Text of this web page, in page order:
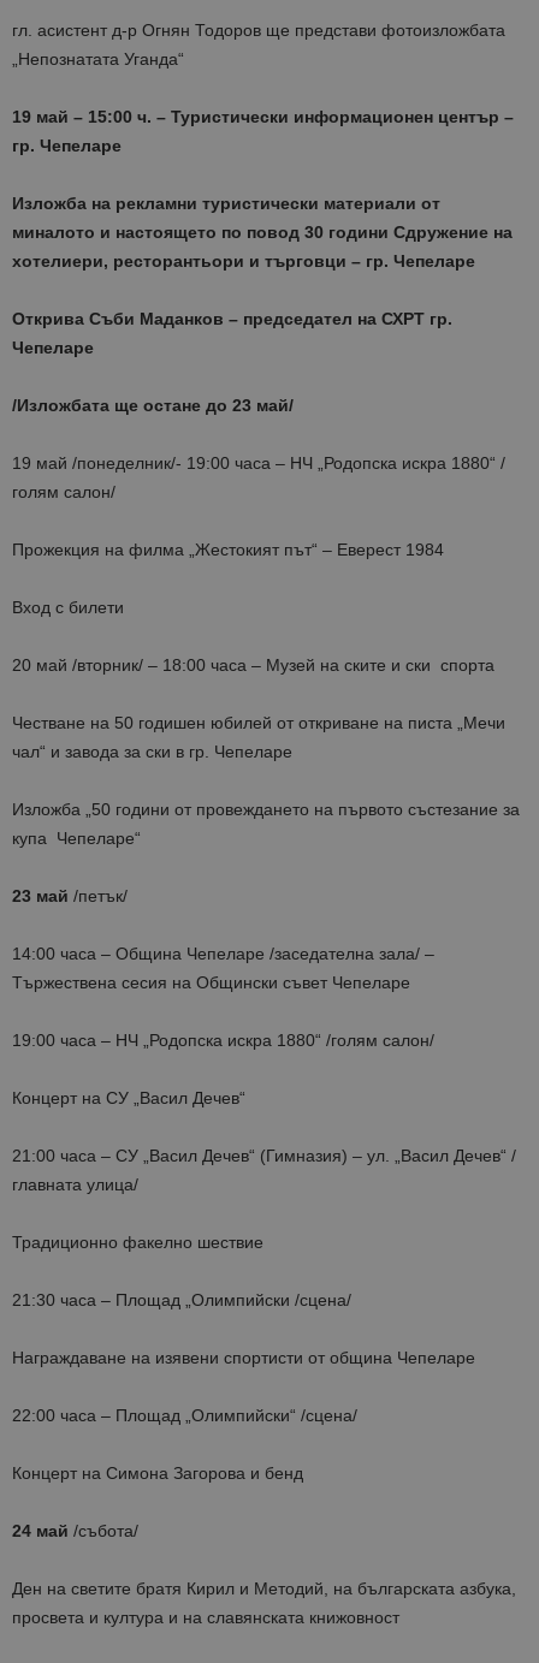
гл. асистент д-р Огнян Тодоров ще представи фотоизложбата
„Непознатата Уганда“
19 май – 15:00 ч. – Туристически информационен център –
гр. Чепеларе
Изложба на рекламни туристически материали от
миналото и настоящето по повод 30 години Сдружение на
хотелиери, ресторантьори и търговци – гр. Чепеларе
Открива Съби Маданков – председател на СХРТ гр.
Чепеларе
/Изложбата ще остане до 23 май/
19 май /понеделник/- 19:00 часа – НЧ „Родопска искра 1880“ /
голям салон/
Прожекция на филма „Жестокият път“ – Еверест 1984
Вход с билети
20 май /вторник/ – 18:00 часа – Музей на ските и ски спорта
Честване на 50 годишен юбилей от откриване на писта „Мечи
чал“ и завода за ски в гр. Чепеларе
Изложба „50 години от провеждането на първото състезание за
купа Чепеларе“
23 май /петък/
14:00 часа – Община Чепеларе /заседателна зала/ –
Тържествена сесия на Общински съвет Чепеларе
19:00 часа – НЧ „Родопска искра 1880“ /голям салон/
Концерт на СУ „Васил Дечев“
21:00 часа – СУ „Васил Дечев“ (Гимназия) – ул. „Васил Дечев“ /
главната улица/
Традиционно факелно шествие
21:30 часа – Площад „Олимпийски /сцена/
Награждаване на изявени спортисти от община Чепеларе
22:00 часа – Площад „Олимпийски“ /сцена/
Концерт на Симонa Загорова и бенд
24 май /събота/
Ден на светите братя Кирил и Методий, на българската азбука,
просвета и култура и на славянската книжовност